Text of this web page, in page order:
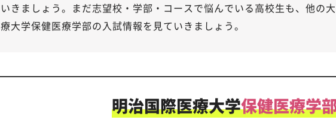
いきましょう。まだ志望校・学部・コースで悩んでいる高校生も、他の
療大学保健医療学部の入試情報を見ていきましょう。
明治国際医療大学保健医療学